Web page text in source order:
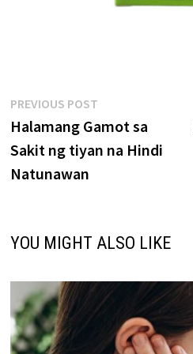
Post
navigation
PREVIOUS POSTPrevious
post:
Halamang Gamot sa
Sakit ng tiyan na Hindi
Natunawan
YOU MIGHT ALSO LIKE